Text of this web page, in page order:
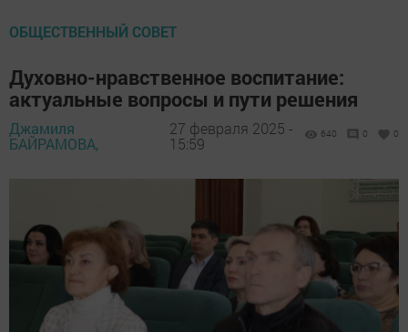
ОБЩЕСТВЕННЫЙ СОВЕТ
Духовно-нравственное воспитание:
актуальные вопросы и пути решения
Джамиля
БАЙРАМОВА,
27 февраля 2025 -
15:59
640 0 0